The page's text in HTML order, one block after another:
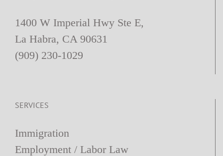
1400 W Imperial Hwy Ste E,
La Habra, CA 90631
(909) 230-1029
SERVICES
Immigration
Employment / Labor Law